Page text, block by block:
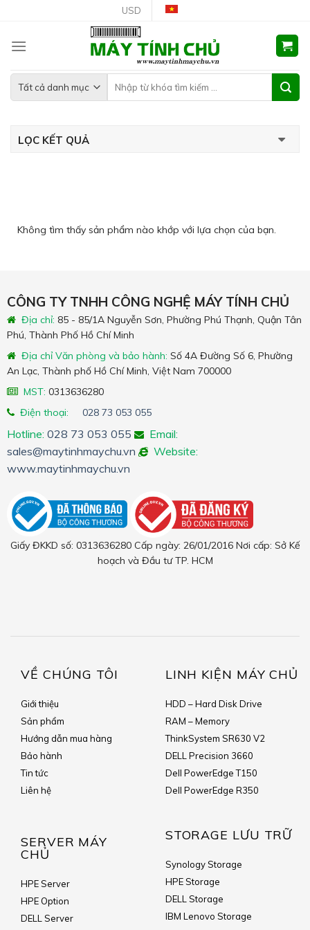
content
USD
LỌC KẾT QUẢ
Không tìm thấy sản phẩm nào khớp với lựa chọn của bạn.
CÔNG TY TNHH CÔNG NGHỆ MÁY TÍNH CHỦ
Địa chỉ: 85 - 85/1A Nguyễn Sơn, Phường Phú Thạnh, Quận Tân
Phú, Thành Phố Hồ Chí Minh
Địa chỉ Văn phòng và bảo hành: Số 4A Đường Số 6, Phường
An Lạc, Thành phố Hồ Chí Minh, Việt Nam 700000
MST: 0313636280
Điện thoại:
028 73 053 055
Hotline: 028 73 053 055
Email:
sales@maytinhmaychu.vn
Website:
www.maytinhmaychu.vn
Giấy ĐKKD số: 0313636280 Cấp ngày: 26/01/2016 Nơi cấp: Sở Kế
hoạch và Đầu tư TP. HCM
VỀ CHÚNG TÔI
Giới thiệu
Sản phẩm
Hướng dẫn mua hàng
Bảo hành
Tin tức
Liên hệ
SERVER MÁY
CHỦ
HPE Server
HPE Option
DELL Server
LINH KIỆN MÁY CHỦ
HDD – Hard Disk Drive
RAM – Memory
ThinkSystem SR630 V2
DELL Precision 3660
Dell PowerEdge T150
Dell PowerEdge R350
STORAGE LƯU TRỮ
Synology Storage
HPE Storage
DELL Storage
IBM Lenovo Storage